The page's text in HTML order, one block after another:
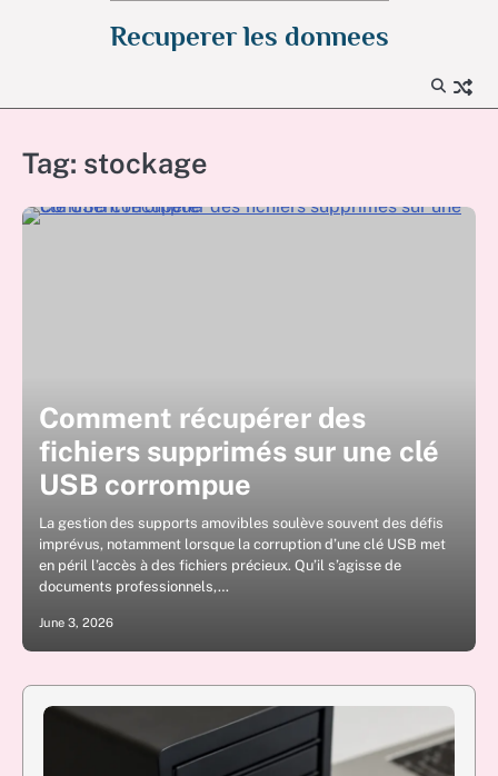
Recuperer les donnees
Tag: stockage
Comment récupérer des
fichiers supprimés sur une clé
USB corrompue
La gestion des supports amovibles soulève souvent des défis
imprévus, notamment lorsque la corruption d’une clé USB met
en péril l’accès à des fichiers précieux. Qu’il s’agisse de
documents professionnels,…
June 3, 2026